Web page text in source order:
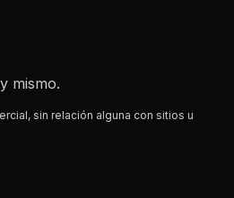
mismo.
sin relación alguna con sitios u